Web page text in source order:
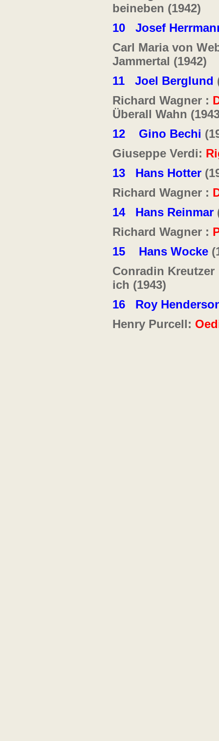
beineben (1942)
10 Josef
Carl Maria von
Jammertal (1942)
11 Joel Berglund
Richard Wagner :
Überall Wahn
12 Gino Bechi
Giuseppe Verdi:
13 Hans Hotter
Richard Wagner :
14 Hans Reinmar
Richard Wagner :
15 Hans Wocke
Conradin
ich (1943)
16 Roy
Henry Purcell: